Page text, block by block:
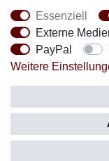
Social Media
Zahlung
Essenziell
Externe
PayPal
Weitere